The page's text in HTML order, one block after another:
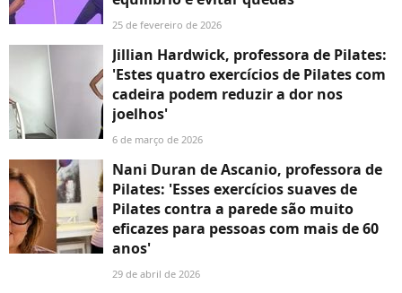
25 de fevereiro de 2026
Jillian Hardwick, professora de Pilates:
'Estes quatro exercícios de Pilates com
cadeira podem reduzir a dor nos
joelhos'
6 de março de 2026
Nani Duran de Ascanio, professora de
Pilates: 'Esses exercícios suaves de
Pilates contra a parede são muito
eficazes para pessoas com mais de 60
anos'
29 de abril de 2026